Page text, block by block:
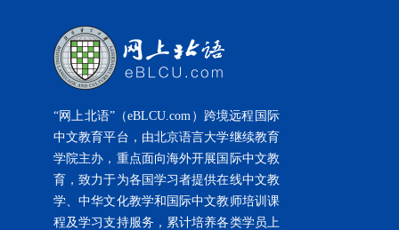
“网上北语”（eBLCU.com）跨境远程国际
中文教育平台，由北京语言大学继续教育
学院主办，重点面向海外开展国际中文教
育，致力于为各国学习者提供在线中文教
学、中华文化教学和国际中文教师培训课
程及学习支持服务，累计培养各类学员上